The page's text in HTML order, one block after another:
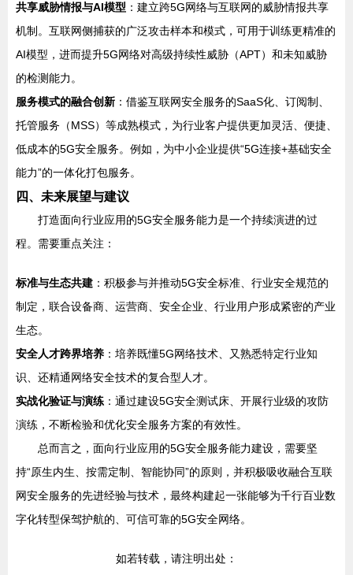
共享威胁情报与AI模型 ：建立跨5G网络与互联网的威胁情报共享
机制。互联网侧捕获的广泛攻击样本和模式，可用于训练更精准的
AI模型，进而提升5G网络对高级持续性威胁（APT）和未知威胁
的检测能力。
服务模式的融合创新 ：借鉴互联网安全服务的SaaS化、订阅制、
托管服务（MSS）等成熟模式，为行业客户提供更加灵活、便捷、
低成本的5G安全服务。例如，为中小企业提供“5G连接+基础安全
能力”的一体化打包服务。
四、未来展望与建议
打造面向行业应用的5G安全服务能力是一个持续演进的过
程。需要重点关注：
标准与生态共建 ：积极参与并推动5G安全标准、行业安全规范的
制定，联合设备商、运营商、安全企业、行业用户形成紧密的产业
生态。
安全人才跨界培养 ：培养既懂5G网络技术、又熟悉特定行业知
识、还精通网络安全技术的复合型人才。
实战化验证与演练 ：通过建设5G安全测试床、开展行业级的攻防
演练，不断检验和优化安全服务方案的有效性。
总而言之，面向行业应用的5G安全服务能力建设，需要坚
持“原生内生、按需定制、智能协同”的原则，并积极吸收融合互联
网安全服务的先进经验与技术，最终构建起一张能够为千行百业数
字化转型保驾护航的、可信可靠的5G安全网络。
如若转载，请注明出处：